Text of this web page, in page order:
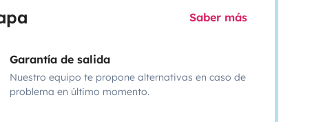
Saber más
Garantía de salida
Nuestro equipo te propone alternativas en caso de
problema en último momento.